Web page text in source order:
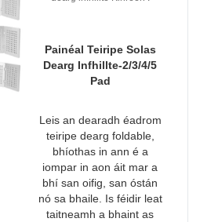
Painéal Teiripe Solas
Dearg Infhillte-2/3/4/5
Pad
Leis an dearadh éadrom
teiripe dearg foldable,
bhíothas in ann é a
iompar in aon áit mar a
bhí san oifig, san óstán
nó sa bhaile. Is féidir leat
taitneamh a bhaint as